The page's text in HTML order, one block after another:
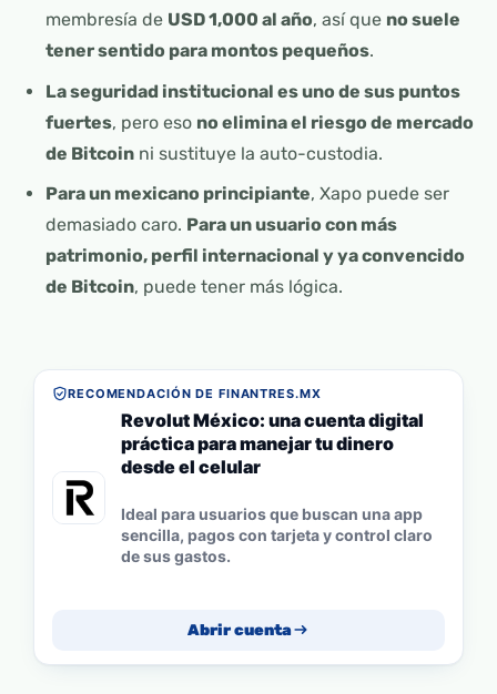
membresía de USD 1,000 al año, así que no suele
tener sentido para montos pequeños.
La seguridad institucional es uno de sus puntos
fuertes, pero eso no elimina el riesgo de mercado
de Bitcoinni sustituye la auto-custodia.
Para un mexicano principiante, Xapo puede ser
demasiado caro. Para un usuario con más
patrimonio, perfil internacional y ya convencido
de Bitcoin, puede tener más lógica.
RECOMENDACIÓN DE FINANTRES.MX
Revolut México: una cuenta digital
práctica para manejar tu dinero
desde el celular
Ideal para usuarios que buscan una app
sencilla, pagos con tarjeta y control claro
de sus gastos.
Abrir cuenta